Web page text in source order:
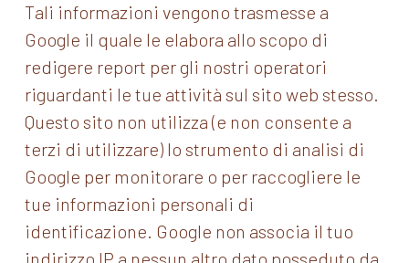
Tali informazioni vengono trasmesse a
Google il quale le elabora allo scopo di
redigere report per gli nostri operatori
riguardanti le tue attività sul sito web stesso.
Questo sito non utilizza (e non consente a
terzi di utilizzare) lo strumento di analisi di
Google per monitorare o per raccogliere le
tue informazioni personali di
identificazione. Google non associa il tuo
indirizzo IP a nessun altro dato posseduto da